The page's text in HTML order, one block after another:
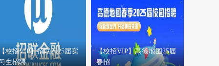
校招VIP】招联2025届实
生招聘
【校招VIP】高德地图25届
春招